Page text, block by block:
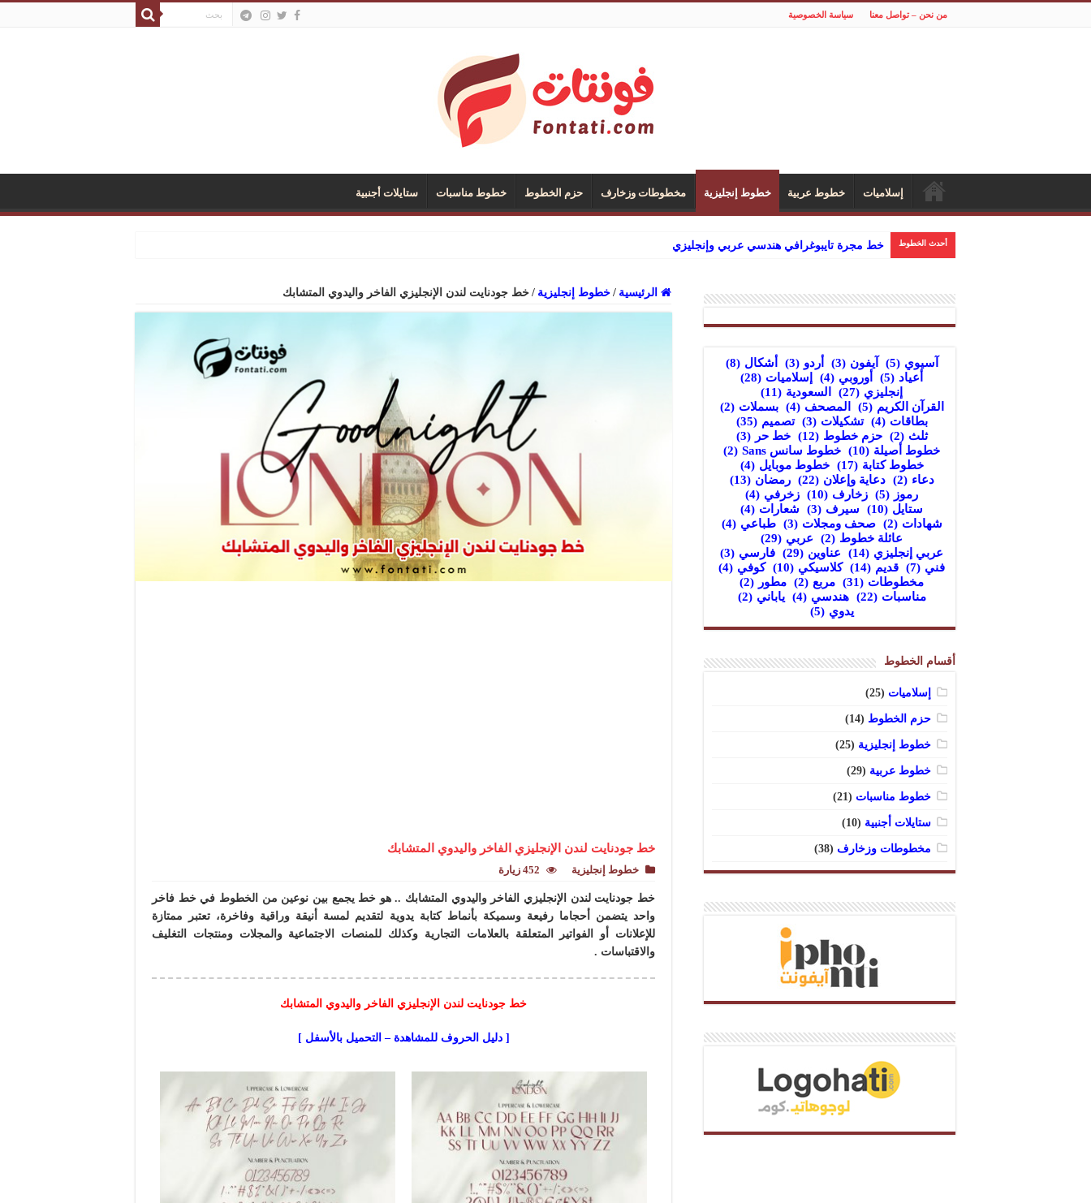
من نحن – تواصل معنا سياسة الخصوصية
إسلاميات خطوط عربية خطوط إنجليزية مخطوطات وزخارف حزم الخطوط خطوط مناسبات ستايلات أجنبية
أحدث الخطوط خط مجرة تايبوغرافي هندسي عربي وإنجليزي
الرئيسية / خطوط إنجليزية / خط جودنايت لندن الإنجليزي الفاخر واليدوي المتشابك
خط جودنايت لندن الإنجليزي الفاخر واليدوي المتشابك
خطوط إنجليزية 452 زيارة
خط جودنايت لندن الإنجليزي الفاخر واليدوي المتشابك .. هو خط يجمع بين نوعين من الخطوط في خط فاخر
واحد يتضمن أحجاما رفيعة وسميكة بأنماط كتابة يدوية لتقديم لمسة أنيقة وراقية وفاخرة، تعتبر ممتازة
للإعلانات أو الفواتير المتعلقة بالعلامات التجارية وكذلك للمنصات الاجتماعية والمجلات ومنتجات التغليف
والاقتباسات .
خط جودنايت لندن الإنجليزي الفاخر واليدوي المتشابك
[ دليل الحروف للمشاهدة – التحميل بالأسفل ]
آسيوي (5) آيفون (3) أردو (3) أشكال (8)
أعياد (5) أوروبي (4) إسلاميات (28)
إنجليزي (27) السعودية (11)
القرآن الكريم (5) المصحف (4) بسملات (2)
بطاقات (4) تشكيلات (3) تصميم (35)
ثلث (2) حزم خطوط (12) خط حر (3)
خطوط أصيلة (10) خطوط سانس Sans
(2)
خطوط كتابة (17) خطوط موبايل (4)
دعاء (2) دعاية وإعلان (22) رمضان (13)
رموز (5) زخارف (10) زخرفي (4)
ستايل (10) سيرف (3) شعارات (4)
شهادات (2) صحف ومجلات (3) طباعي (4)
عائلة خطوط (2) عربي (29)
عربي إنجليزي (14) عناوين (29) فارسي (3)
فني (7) قديم (14) كلاسيكي (10) كوفي (4)
مخطوطات (31) مربع (2) مطور (2)
مناسبات (22) هندسي (4) ياباني (2)
يدوي (5)
أقسام الخطوط
إسلاميات (25)
حزم الخطوط (14)
خطوط إنجليزية (25)
خطوط عربية (29)
خطوط مناسبات (21)
ستايلات أجنبية (10)
مخطوطات وزخارف (38)